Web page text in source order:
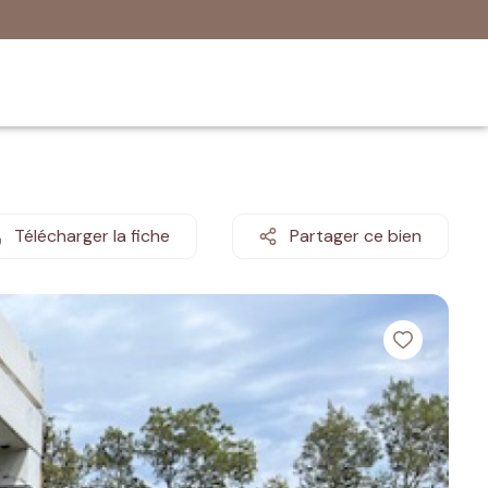
Télécharger la fiche Partager ce bien